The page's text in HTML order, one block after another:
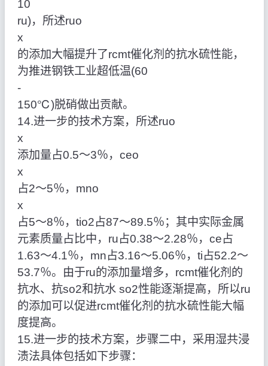
10
ru)，所述ruo
x
的添加大幅提升了rcmt催化剂的抗水硫性能，
为推进钢铁工业超低温(60
‑
150℃)脱硝做出贡献。
14.进一步的技术方案，所述ruo
x
添加量占0.5～3％，ceo
x
占2～5％，mno
x
占5～8％，tio2占87～89.5％；其中实际金属
元素质量占比中，ru占0.38～2.28％，ce占
1.63～4.1％，mn占3.16～5.06％，ti占52.2～
53.7％。由于ru的添加量增多，rcmt催化剂的
抗水、抗so2和抗水 so2性能逐渐提高，所以ru
的添加可以促进rcmt催化剂的抗水硫性能大幅
度提高。
15.进一步的技术方案，步骤二中，采用湿共浸
渍法具体包括如下步骤：